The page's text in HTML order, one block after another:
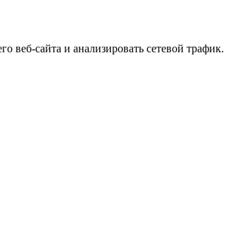
сайта и анализировать сетевой трафик.